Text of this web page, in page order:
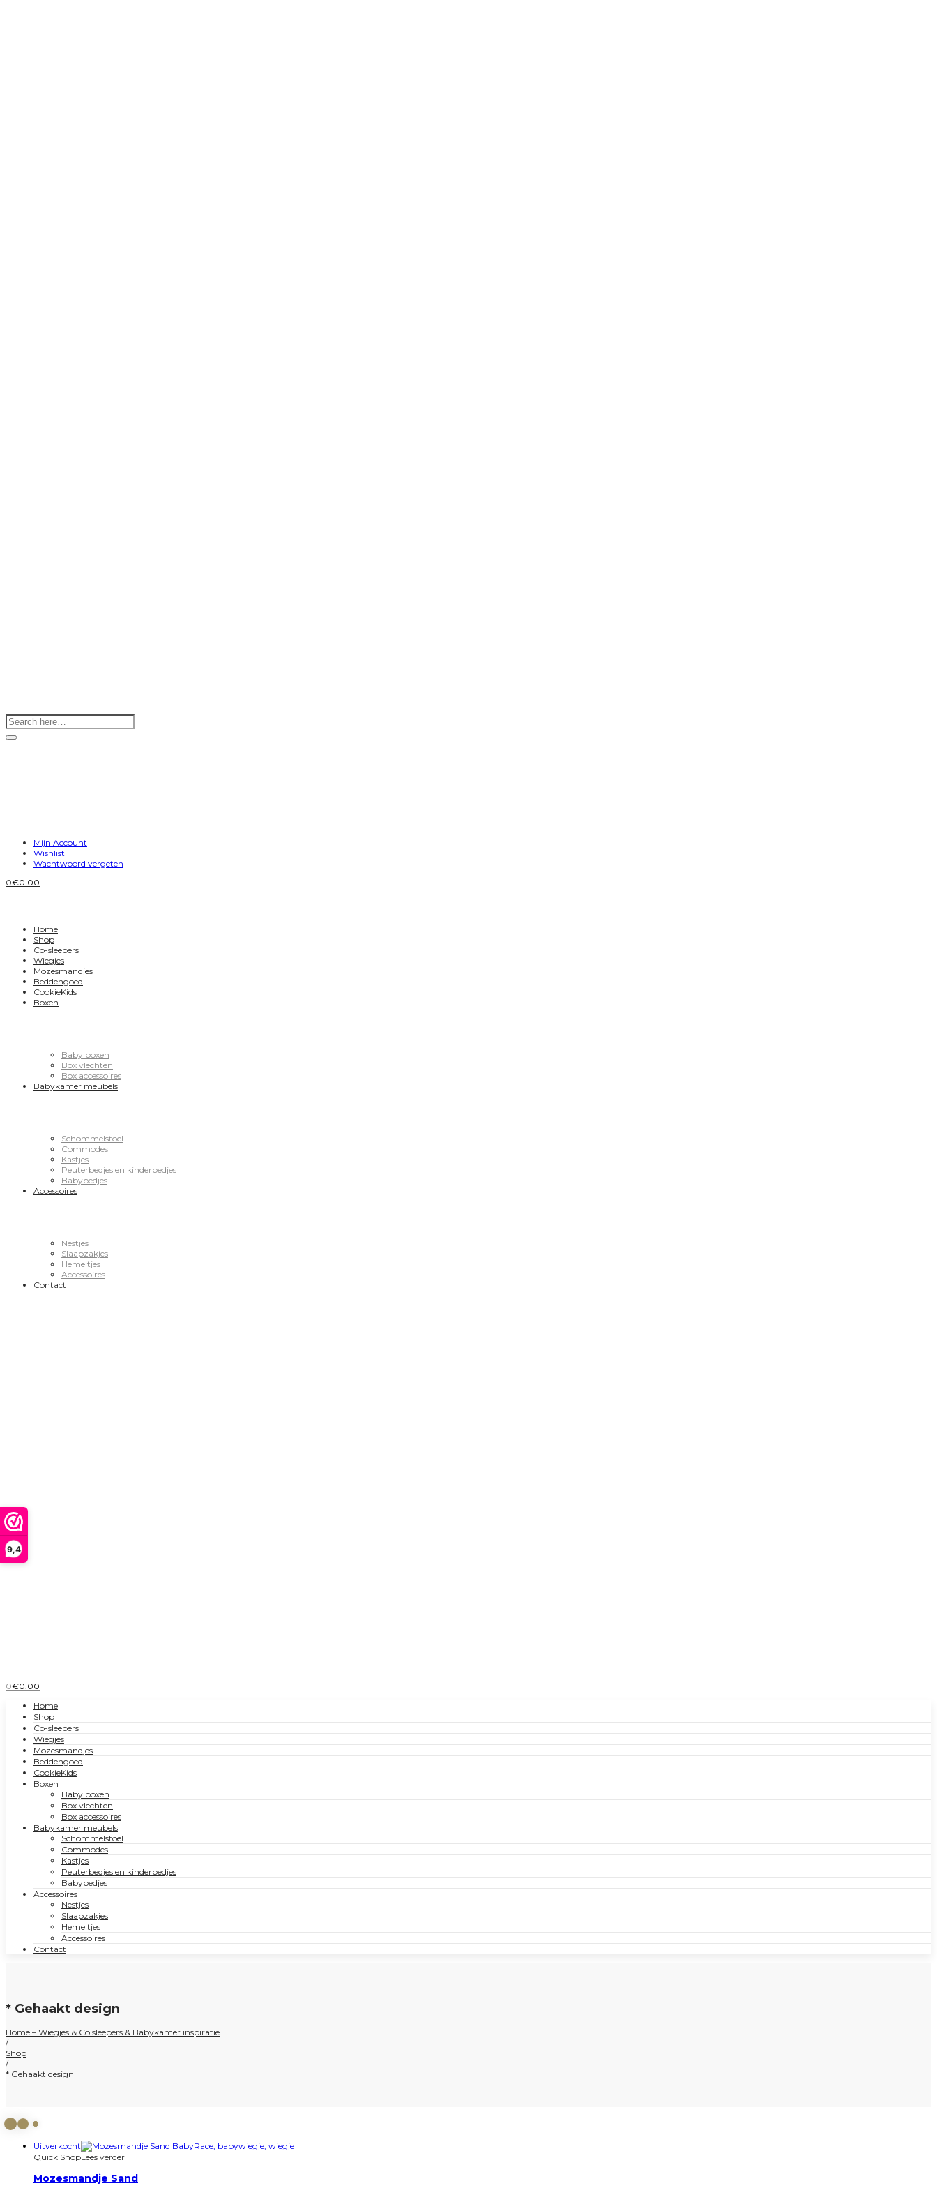
9,4
Mijn Account
Wishlist
Wachtwoord vergeten
0€0.00
Home
Shop
Co-sleepers
Wiegjes
Mozesmandjes
Beddengoed
CookieKids
Boxen
Baby boxen
Box vlechten
Box accessoires
Babykamer meubels
Schommelstoel
Commodes
Kastjes
Peuterbedjes en kinderbedjes
Babybedjes
Accessoires
Nestjes
Slaapzakjes
Hemeltjes
Accessoires
Contact
0€0.00
Home
Shop
Co-sleepers
Wiegjes
Mozesmandjes
Beddengoed
CookieKids
Boxen
Baby boxen
Box vlechten
Box accessoires
Babykamer meubels
Schommelstoel
Commodes
Kastjes
Peuterbedjes en kinderbedjes
Babybedjes
Accessoires
Nestjes
Slaapzakjes
Hemeltjes
Accessoires
Contact
* Gehaakt design
Home – Wiegjes & Co sleepers & Babykamer inspiratie
/
Shop
/
* Gehaakt design
Uitverkocht
Quick ShopLees verder
Mozesmandje Sand